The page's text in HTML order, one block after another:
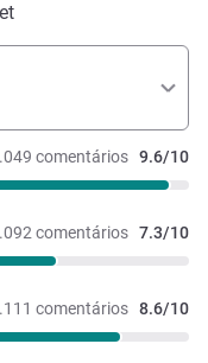
comentários 9.6/10
comentários 7.3/10
comentários 8.6/10